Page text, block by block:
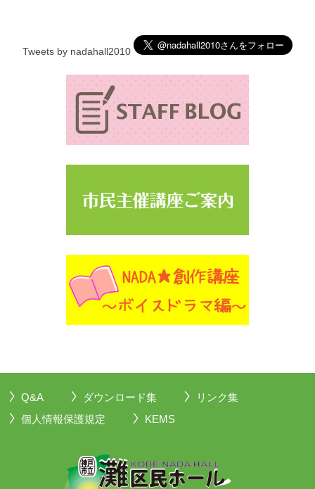
Tweets by nadahall2010
Q&A ダウンロード集
リンク集
個人情報保護規定
KEMS